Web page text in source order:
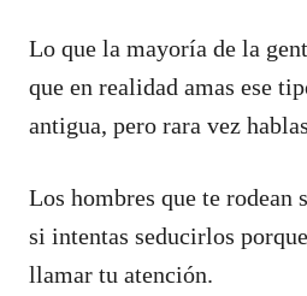
Lo que la mayoría de la
que en realidad amas ese
antigua, pero rara vez
Los hombres que te rodean
si intentas seducirlos
llamar tu atención.